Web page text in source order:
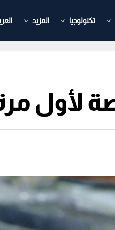
تكنولوجيا المزيد